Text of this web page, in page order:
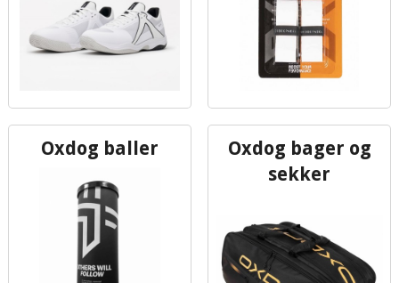
Oxdog baller
Oxdog bager og
sekker